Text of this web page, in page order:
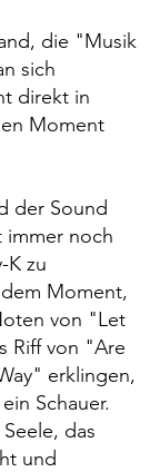
die "Musik
sich
direkt in
Moment
der Sound
immer noch
K zu
Moment,
von "Let
Riff von "Are
erklingen,
Schauer.
das
und